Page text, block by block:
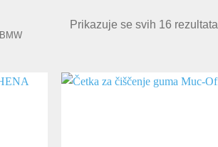
BMW
Prikazuje se svih 16 rezultata